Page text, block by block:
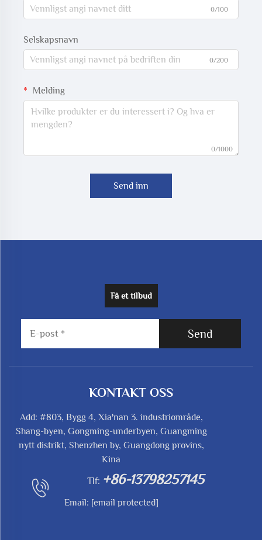
0/100
Selskapsnavn
0/200
Melding
0/1000
Send inn
Få et tilbud
Send
KONTAKT OSS
Add: #803, Bygg 4, Xia'nan 3. industriområde,
Shang-byen, Gongming-underbyen, Guangming
nytt distrikt, Shenzhen by, Guangdong provins,
Kina
Tlf: +86-13798257145
Email: [email protected]